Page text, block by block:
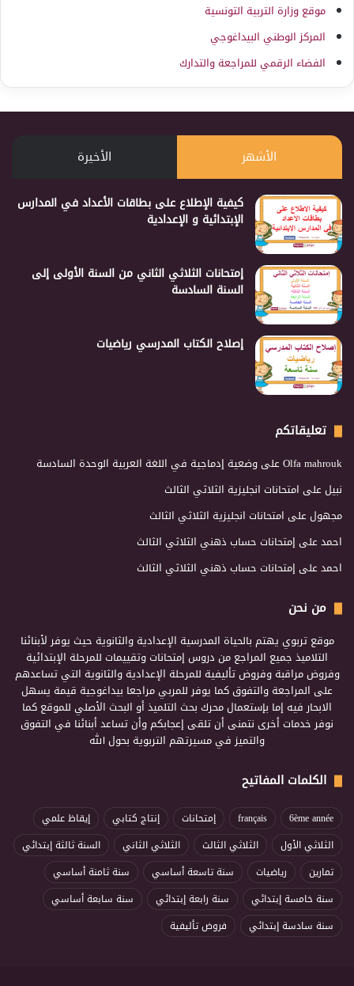
موقع وزارة التربية التونسية
المركز الوطني البيداغوجي
الفضاء الرقمي للمراجعة والتدارك
الأشهر الأخيرة
كيفية الإطلاع على بطاقات الأعداد في المدارس
الإبتدائية و الإعدادية
إمتحانات الثلاثي الثاني من السنة الأولى إلى
السنة السادسة
إصلاح الكتاب المدرسي رياضيات
تعليقاتكم
Olfa mahroukعلى وضعية إدماجية في اللغة العربية الوحدة السادسة
نبيلعلى امتحانات انجليزية الثلاثي الثالث
مجهولعلى امتحانات انجليزية الثلاثي الثالث
احمدعلى إمتحانات حساب ذهني الثلاثي الثالث
احمدعلى إمتحانات حساب ذهني الثلاثي الثالث
من نحن
موقع تربوي يهتم بالحياة المدرسية الإعدادية والثانوية حيث يوفر لأبنائنا
التلاميذ جميع المراجع من دروس إمتحانات وتقييمات للمرحلة الإبتدائية
وفروض مراقبة وفروض تأليفية للمرحلة الإعدادية والثانوية التي تساعدهم
على المراجعة والتفوق كما يوفر للمربي مراجعا بيداغوجية قيمة يسهل
الابحار فيه إما بإستعمال محرك بحث التلميذ أو البحث الأصلي للموقع كما
نوفر خدمات أخرى نتمنى أن تلقى إعجابكم وأن تساعد أبنائنا في التفوق
والتميز في مسيرتهم التربوية بحول الله
الكلمات المفاتيح
6ème année
français إمتحانات إنتاج كتابي
إيقاظ علمي
الثلاثي الأول
الثلاثي الثالث الثلاثي الثاني
السنة ثالثة إبتدائي
تمارين
رياضيات سنة تاسعة أساسي
سنة ثامنة أساسي
سنة خامسة إبتدائي
سنة رابعة إبتدائي
سنة سابعة أساسي
سنة سادسة إبتدائي
فروض تأليفية